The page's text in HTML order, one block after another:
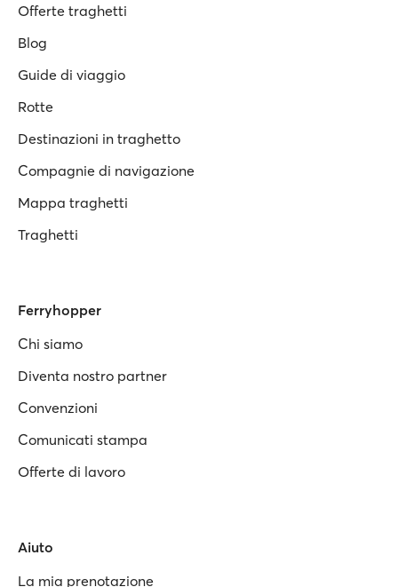
Offerte traghetti
Blog
Guide di viaggio
Rotte
Destinazioni in traghetto
Compagnie di navigazione
Mappa traghetti
Traghetti
Ferryhopper
Chi siamo
Diventa nostro partner
Convenzioni
Comunicati stampa
Offerte di lavoro
Aiuto
La mia prenotazione